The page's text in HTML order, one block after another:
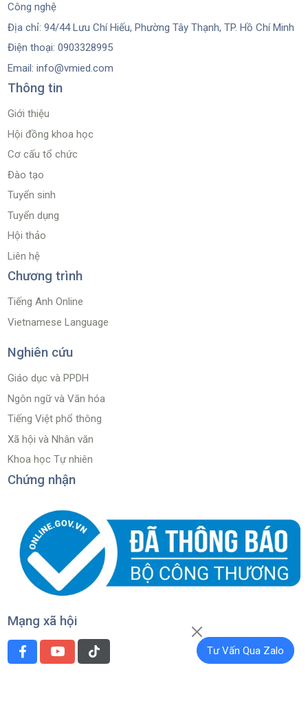
Công nghệ
Địa chỉ: 94/44 Lưu Chí Hiếu, Phường Tây Thạnh, TP. Hồ Chí Minh
Điện thoại: 0903328995
Email: info@vmied.com
Thông tin
Giới thiệu
Hội đồng khoa học
Cơ cấu tổ chức
Đào tạo
Tuyển sinh
Tuyển dụng
Hội thảo
Liên hệ
Chương trình
Tiếng Anh Online
Vietnamese Language
Nghiên cứu
Giáo dục và PPDH
Ngôn ngữ và Văn hóa
Tiếng Việt phổ thông
Xã hội và Nhân văn
Khoa học Tự nhiên
Chứng nhận
Mạng xã hội
Tư Vấn Qua Zalo